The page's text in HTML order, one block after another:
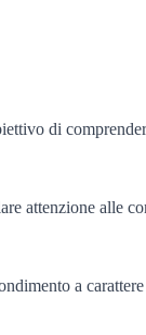
di
attenzione alle
a carattere